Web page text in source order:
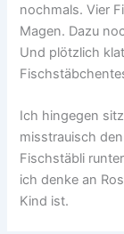
nochmals. Vier
Magen. Dazu
Und plötzlich
Ich hingegen
misstrauisch
Fischstäbli
ich denke an
Kind ist.